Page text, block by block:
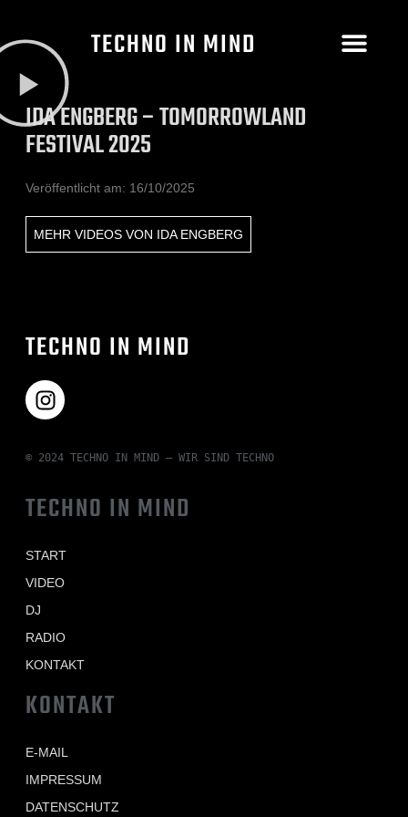
TECHNO IN MIND
IDA ENGBERG – TOMORROWLAND
FESTIVAL 2025
Veröffentlicht am: 16/10/2025
MEHR VIDEOS VON IDA ENGBERG
TECHNO IN MIND
© 2024 TECHNO IN MIND – WIR SIND TECHNO
TECHNO IN MIND
START
VIDEO
DJ
RADIO
KONTAKT
KONTAKT
E-MAIL
IMPRESSUM
DATENSCHUTZ